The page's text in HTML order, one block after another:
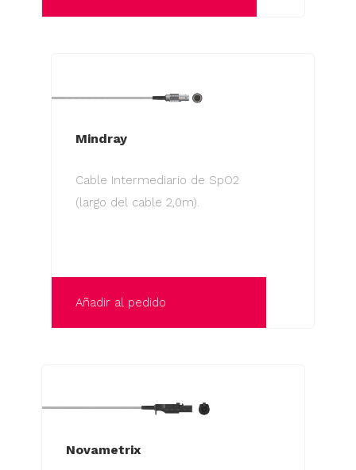
Mindray
Cable Intermediario de SpO2
(largo del cable 2,0m).
Añadir al pedido
Novametrix